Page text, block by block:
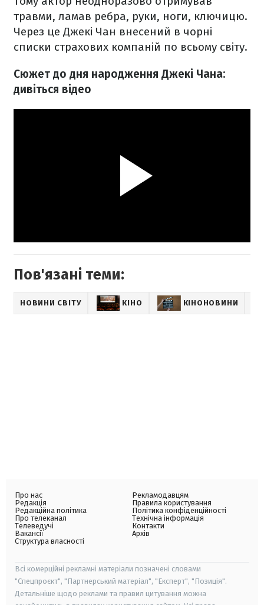
травми, ламав ребра, руки, ноги, ключицю.
Через це Джекі Чан внесений в чорні
списки страхових компаній по всьому світу.
Сюжет до дня народження Джекі Чана:
дивіться відео
Пов'язані теми:
НОВИНИ СВІТУ КІНО КІНОНОВИНИ
Про нас
Редакція
Редакційна політика
Про телеканал
Телеведучі
Вакансії
Структура власності
Рекламодавцям
Правила користування
Політика конфіденційності
Технічна інформація
Контакти
Архів
Всі комерційні рекламні матеріали позначені словами
"Спецпроєкт", "Партнерський матеріал", "Експерт", "Позиція".
Детальніше щодо реклами та правил цитування можна